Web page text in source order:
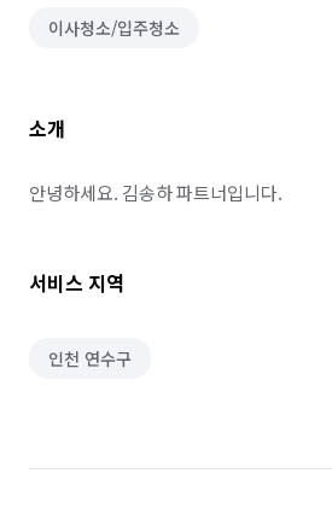
이사청소/입주청소
소개
안녕하세요. 김송하 파트너입니다.
서비스 지역
인천 연수구